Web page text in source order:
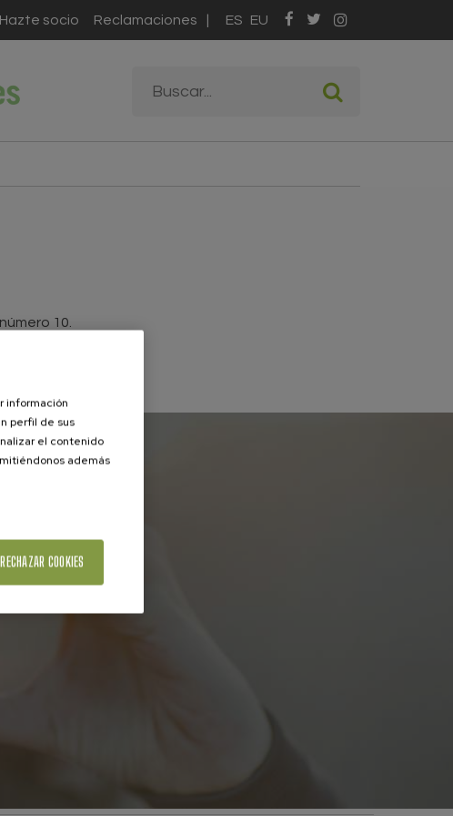
ES EU
Hazte socio Reclamaciones
búsqueda
10.
información
perfil de sus
el contenido
además
RECHAZAR COOKIES